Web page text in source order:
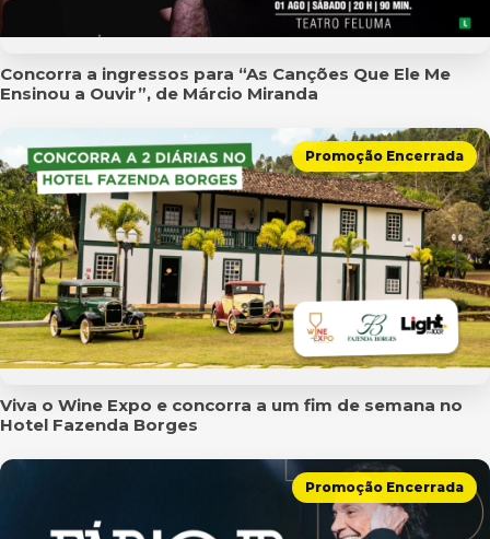
Concorra a ingressos para “As Canções Que Ele Me
Ensinou a Ouvir”, de Márcio Miranda
Promoção Encerrada
Viva o Wine Expo e concorra a um fim de semana no
Hotel Fazenda Borges
Promoção Encerrada